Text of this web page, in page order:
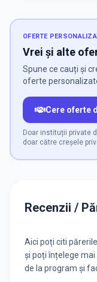
OFERTE
Vrei și alte
Spune ce cauți și
oferte
Cere oferte
Doar instituții private
doar către creșele
Recenzii /
Aici poți citi
și poți înțelege
de la program și